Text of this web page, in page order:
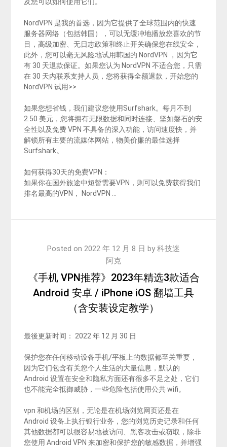
NordVPN 是我的首选，因为它提供了全球范围内的快速
服务器网络（包括韩国），可以无缓冲地播放您喜欢的节
目，高级加密、无日志政策和终止开关确保您在线安全，
此外，您可以毫无风险地试用韩国的 NordVPN ，因为它
有 30 天退款保证。如果您认为 NordVPN 不适合您，只需
在 30 天内联系支持人员，您将获得全额退款，开始您的
NordVPN 试用>>
如果您想省钱，我们建议您使用Surfshark。每月不到
2.50 美元，您将拥有无限数据和同时连接、坚如磐石的安
全性以及免费 VPN 不具备的深入功能，访问速度快，并
解锁所有主要的流媒体网站，物美价廉的最佳选择
Surfshark。
如何获得30天的免费VPN：
如果你在国外旅途中短暂需要VPN，则可以免费获得我们
排名最高的VPN， NordVPN …
《手机 VPN推荐》2023年精选3款适合
Android 安卓 / iPhone iOS 翻墙工具
（含安装设定教学）
Posted on 2022 年 12 月 8 日 by 科技迷
阿克
最後更新时间： 2022 年 12 月 30 日
保护您在任何移动设备手机/平板上的数据都至关重要，
因为它们包含有关您个人生活的大量信息，默认的
Android 设置在安全和隐私方面还有很多不足之处，它们
也不能完全抵御威胁，一些危险包括使用公共 wifi。
vpn 和机场的区别，无论是在机场浏览网页还是在
Android 设备上执行银行业务，您的浏览历史记录和任何
其他数据都可以很容易地被访问、黑客攻击或窃取，除非
您使用 Android VPN 来加密和保护您的敏感数据，并增强